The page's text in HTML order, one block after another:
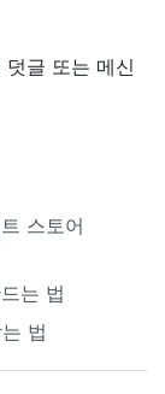
덧글 또는 메신
스토어
는 법
법